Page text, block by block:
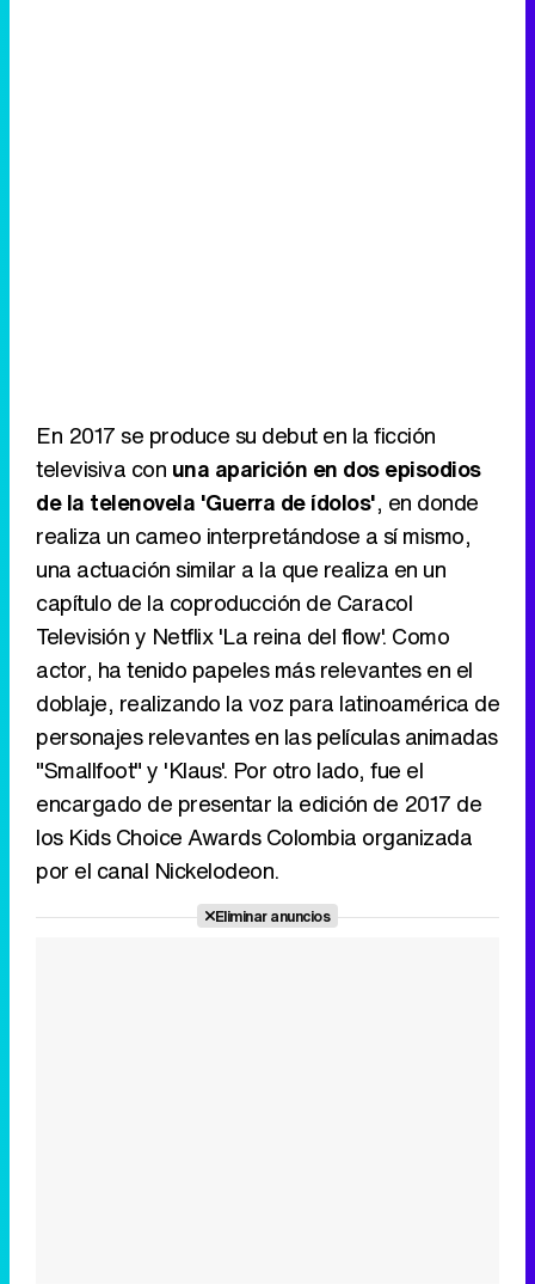
En 2017 se produce su debut en la ficción
televisiva con una aparición en dos episodios
de la telenovela 'Guerra de ídolos', en donde
realiza un cameo interpretándose a sí mismo,
una actuación similar a la que realiza en un
capítulo de la coproducción de Caracol
Televisión y Netflix 'La reina del flow'. Como
actor, ha tenido papeles más relevantes en el
doblaje, realizando la voz para latinoamérica de
personajes relevantes en las películas animadas
"Smallfoot" y 'Klaus'. Por otro lado, fue el
encargado de presentar la edición de 2017 de
los Kids Choice Awards Colombia organizada
por el canal Nickelodeon.
Eliminar anuncios